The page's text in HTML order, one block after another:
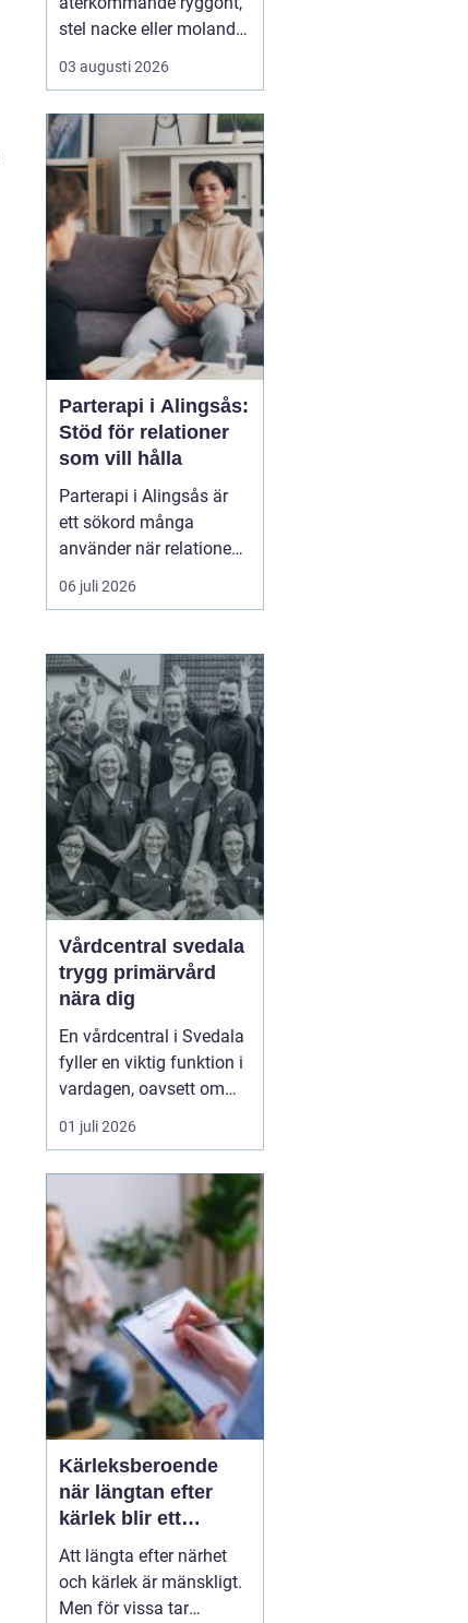
stel nacke eller molande
värk i axlar och höfter
sliter på både ork och
länge innan de söker
hjälp, fast problemen
ofta går att påverka. En
naprapat i Köping kan
hjälpa till att hitta
orsaken bak...
03 augusti 2026
Parterapi i Alingsås:
Stöd för relationer
som vill hålla
Parterapi i Alingsås är
ett sökord många
använder när relationen
börjar skava och
vardagen känns mer
samarbete. När
konflikter upprepas,
tystnaden växer eller
avståndet kä...
06 juli 2026
Vårdcentral svedala
trygg primärvård
nära dig
En vårdcentral i Svedala
fyller en viktig funktion i
vardagen, oavsett om
det handlar om akuta
infektioner, långvariga
kring barnhälsa och
graviditet. När vården
samlas under ett tak blir
vägen mellan olika
mottagningar kortare...
01 juli 2026
Kärleksberoende
när längtan efter
kärlek blir ett
beroende
Att längta efter närhet
och kärlek är mänskligt.
Men för vissa tar